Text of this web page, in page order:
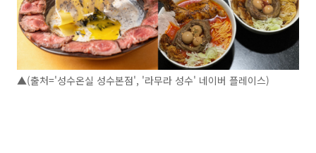
▲(출처='성수온실 성수본점', '라무라 성수' 네이버 플레이스)